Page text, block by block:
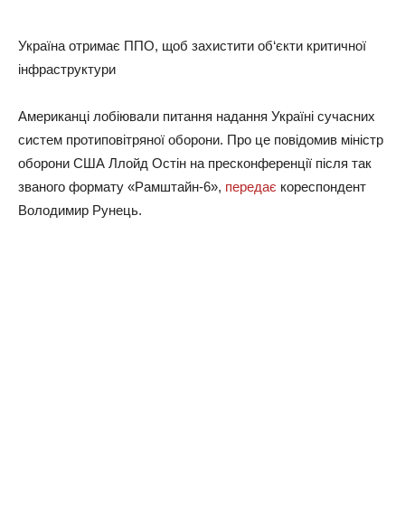
Україна отримає ППО, щоб захистити об‘єкти критичної
інфраструктури
Американці лобіювали питання надання Україні сучасних
систем протиповітряної оборони. Про це повідомив міністр
оборони США Ллойд Остін на пресконференції після так
званого формату «Рамштайн-6», передає кореспондент
Володимир Рунець.